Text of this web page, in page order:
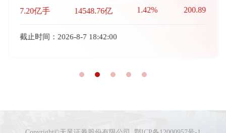
7.20亿手 14548.76亿 1.42% 200.89
截止时间：2026-8-7 18:42:00